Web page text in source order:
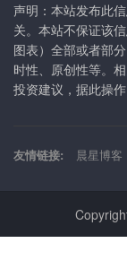
声明：本站发布此
关。本站不保证该
图表）全部或者部
时性、原创性等。
投资建议，据此操作
友情链接: 晨星博客